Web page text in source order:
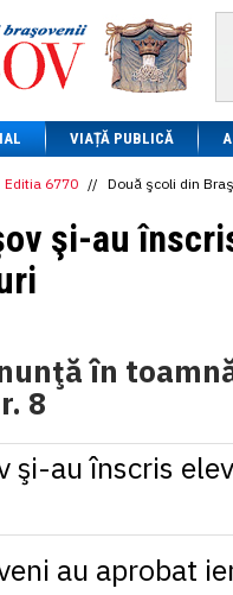
= 5.8304
1 XAU= 464.4611
1 AED= 1.1933
1 AUD= 2.7957
1 BGN= 2.5449
1 CAD= 3.1559
1 CHF= 5.2813
1 CNY = 0.6015
1 DKK= 0.6668
1 EGP
= 0.0860
1 MXN= 0.2227
= 0.0425
1 RUB= 0.0530
1 XDR= 5.9383
1 ZAR
VIAȚĂ PUBLICĂ
Editia 6770 // Două şcoli din
şi-au
în
8
au aprobat